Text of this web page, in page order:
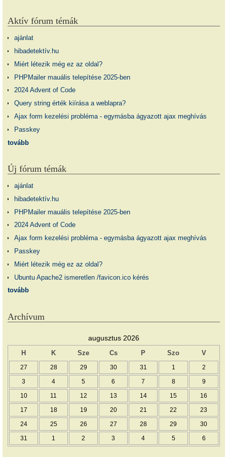
Aktív fórum témák
ajánlat
hibadetektív.hu
Miért létezik még ez az oldal?
PHPMailer mauális telepítése 2025-ben
2024 Advent of Code
Query string érték kiírása a weblapra?
Ajax form kezelési probléma - egymásba ágyazott ajax meghívás
Passkey
tovább
Új fórum témák
ajánlat
hibadetektív.hu
PHPMailer mauális telepítése 2025-ben
2024 Advent of Code
Ajax form kezelési probléma - egymásba ágyazott ajax meghívás
Passkey
Miért létezik még ez az oldal?
Ubuntu Apache2 ismeretlen /favicon.ico kérés
tovább
Archívum
augusztus 2026
H K Sze Cs P Szo V
27 28 29 30 31 1 2
3 4 5 6 7 8 9
10 11 12 13 14 15 16
17 18 19 20 21 22 23
24 25 26 27 28 29 30
31 1 2 3 4 5 6